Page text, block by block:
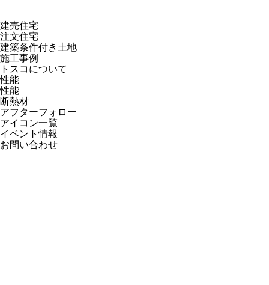
建売住宅
注文住宅
建築条件付き土地
施工事例
トスコについて
性能
性能
断熱材
アフターフォロー
アイコン一覧
イベント情報
お問い合わせ